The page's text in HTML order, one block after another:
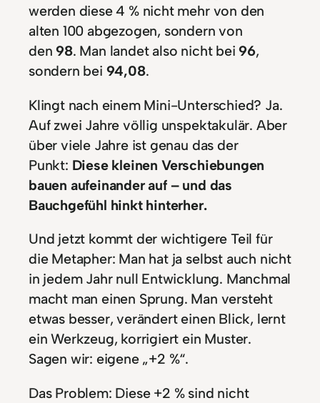
werden diese 4 % nicht mehr von den
alten 100 abgezogen, sondern von
den98. Man landet also nicht bei96,
sondern bei 94,08.
Klingt nach einem Mini-Unterschied? Ja.
Auf zwei Jahre völlig unspektakulär. Aber
über viele Jahre ist genau das der
Punkt: Diese kleinen Verschiebungen
bauen aufeinander auf – und das
Bauchgefühl hinkt hinterher.
Und jetzt kommt der wichtigere Teil für
die Metapher: Man hat ja selbst auch nicht
in jedem Jahr null Entwicklung. Manchmal
macht man einen Sprung. Man versteht
etwas besser, verändert einen Blick, lernt
ein Werkzeug, korrigiert ein Muster.
Sagen wir: eigene „+2 %“.
Das Problem: Diese +2 % sind nicht